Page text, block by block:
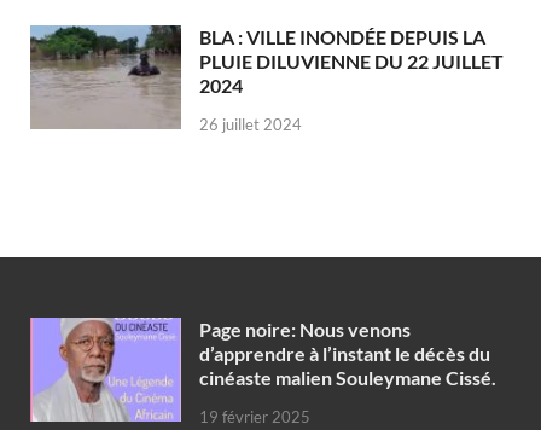
BLA : VILLE INONDÉE DEPUIS LA
PLUIE DILUVIENNE DU 22 JUILLET
2024
26 juillet 2024
Page noire: Nous venons
d’apprendre à l’instant le décès du
cinéaste malien Souleymane Cissé.
19 février 2025